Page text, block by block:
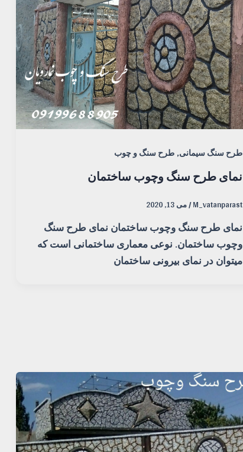
طرح سنگ سیمانی,طرح سنگ و چوب
نمای طرح سنگ وچوب ساختمان
M_vatanparast
/می 13, 2020
نمای طرح سنگ وچوب ساختمان نمای طرح سنگ
وچوب ساختمان. نوعی معماری ساختمانی است که
میتوان در نمای بیرونی ساختمان